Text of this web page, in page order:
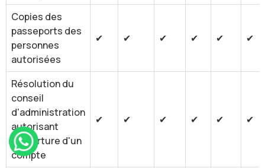
Copies des
passeports des
personnes
autorisées
✔ ✔ ✔ ✔ ✔ ✔
Résolution du
conseil
d'administration
autorisant
l'ouverture d'un
compte
✔ ✔ ✔ ✔ ✔ ✔